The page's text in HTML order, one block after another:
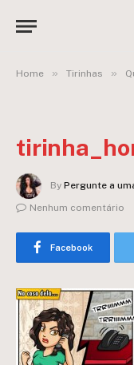
Home » Tirinhas »
By Pergunte a
Nenhum comentário
Facebook